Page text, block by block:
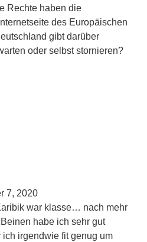
Rechte haben die
des Europäischen
gibt darüber
oder selbst stornieren?
7, 2020
war klasse… nach mehr
habe ich sehr gut
irgendwie fit genug um